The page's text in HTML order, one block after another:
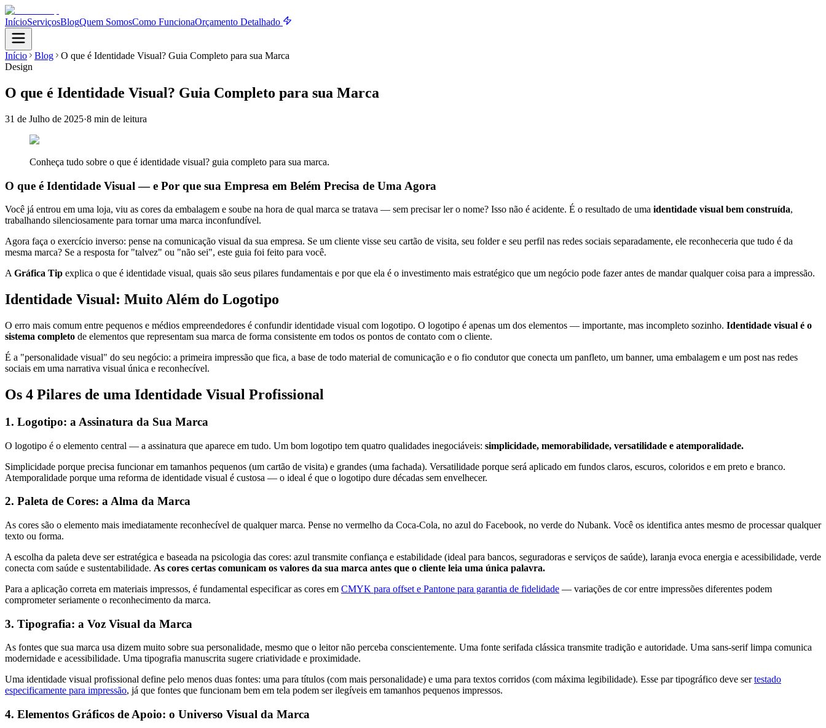
InícioServiçosBlogQuem SomosComo FuncionaOrçamento Detalhado
Início Blog
O que é Identidade Visual? Guia Completo para sua Marca
Design
O que é Identidade Visual? Guia Completo para sua Marca
31 de Julho de 2025·8 min de leitura
Conheça tudo sobre o que é identidade visual? guia completo para sua marca.
O que é Identidade Visual — e Por que sua Empresa em Belém Precisa de Uma Agora
Você já entrou em uma loja, viu as cores da embalagem e soube na hora de qual marca se tratava — sem precisar ler o nome? Isso não é acidente. É o resultado de uma identidade visual bem construída,
trabalhando silenciosamente para tornar uma marca inconfundível.
Agora faça o exercício inverso: pense na comunicação visual da sua empresa. Se um cliente visse seu cartão de visita, seu folder e seu perfil nas redes sociais separadamente, ele reconheceria que tudo é da
mesma marca? Se a resposta for "talvez" ou "não sei", este guia foi feito para você.
A Gráfica Tip explica o que é identidade visual, quais são seus pilares fundamentais e por que ela é o investimento mais estratégico que um negócio pode fazer antes de mandar qualquer coisa para a impressão.
Identidade Visual: Muito Além do Logotipo
O erro mais comum entre pequenos e médios empreendedores é confundir identidade visual com logotipo. O logotipo é apenas um dos elementos — importante, mas incompleto sozinho. Identidade visual é o
sistema completo de elementos que representam sua marca de forma consistente em todos os pontos de contato com o cliente.
É a "personalidade visual" do seu negócio: a primeira impressão que fica, a base de todo material de comunicação e o fio condutor que conecta um panfleto, um banner, uma embalagem e um post nas redes
sociais em uma narrativa visual única e reconhecível.
Os 4 Pilares de uma Identidade Visual Profissional
1. Logotipo: a Assinatura da Sua Marca
O logotipo é o elemento central — a assinatura que aparece em tudo. Um bom logotipo tem quatro qualidades inegociáveis: simplicidade, memorabilidade, versatilidade e atemporalidade.
Simplicidade porque precisa funcionar em tamanhos pequenos (um cartão de visita) e grandes (uma fachada). Versatilidade porque será aplicado em fundos claros, escuros, coloridos e em preto e branco.
Atemporalidade porque uma reforma de identidade visual é custosa — o ideal é que o logotipo dure décadas sem envelhecer.
2. Paleta de Cores: a Alma da Marca
As cores são o elemento mais imediatamente reconhecível de qualquer marca. Pense no vermelho da Coca-Cola, no azul do Facebook, no verde do Nubank. Você os identifica antes mesmo de processar qualquer
texto ou forma.
A escolha da paleta deve ser estratégica e baseada na psicologia das cores: azul transmite confiança e estabilidade (ideal para bancos, seguradoras e serviços de saúde), laranja evoca energia e acessibilidade, verde
conecta com saúde e sustentabilidade. As cores certas comunicam os valores da sua marca antes que o cliente leia uma única palavra.
Para a aplicação correta em materiais impressos, é fundamental especificar as cores em CMYK para offset e Pantone para garantia de fidelidade — variações de cor entre impressões diferentes podem
comprometer seriamente o reconhecimento da marca.
3. Tipografia: a Voz Visual da Marca
As fontes que sua marca usa dizem muito sobre sua personalidade, mesmo que o leitor não perceba conscientemente. Uma fonte serifada clássica transmite tradição e autoridade. Uma sans-serif limpa comunica
modernidade e acessibilidade. Uma tipografia manuscrita sugere criatividade e proximidade.
Uma identidade visual profissional define pelo menos duas fontes: uma para títulos (com mais personalidade) e uma para textos corridos (com máxima legibilidade). Esse par tipográfico deve sertestado
especificamente para impressão, já que fontes que funcionam bem em tela podem ser ilegíveis em tamanhos pequenos impressos.
4. Elementos Gráficos de Apoio: o Universo Visual da Marca